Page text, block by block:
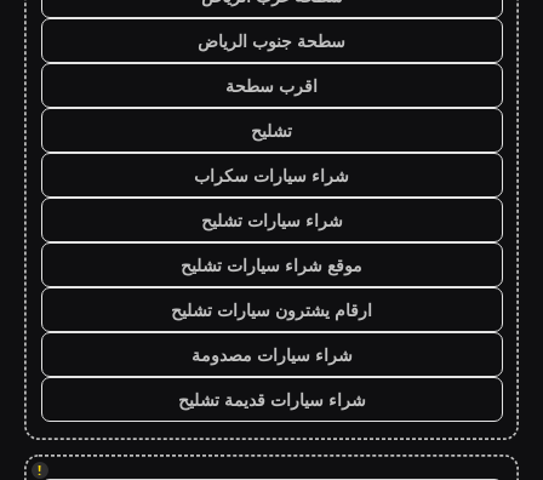
سطحة جنوب الرياض
اقرب سطحة
تشليح
شراء سيارات سكراب
شراء سيارات تشليح
موقع شراء سيارات تشليح
ارقام يشترون سيارات تشليح
شراء سيارات مصدومة
شراء سيارات قديمة تشليح
!